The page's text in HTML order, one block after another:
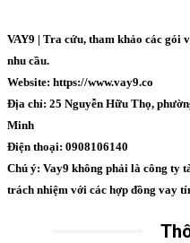
VAY9 | Tra cứu, tham khảo các gói
nhu cầu.
Website: https://www.vay9.co
Địa chỉ: 25 Nguyễn Hữu Thọ,
Minh
Điện thoại: 0908106140
Chú ý: Vay9 không phải là công ty
trách nhiệm với các hợp đồng vay